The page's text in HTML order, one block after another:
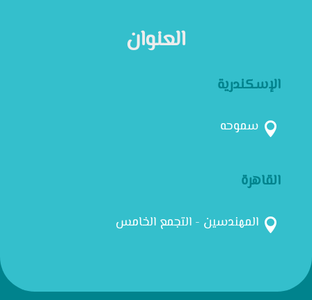
العنوان
القاهرة
 المهندسين - التجمع الخامس
الإسكندرية
 سموحه